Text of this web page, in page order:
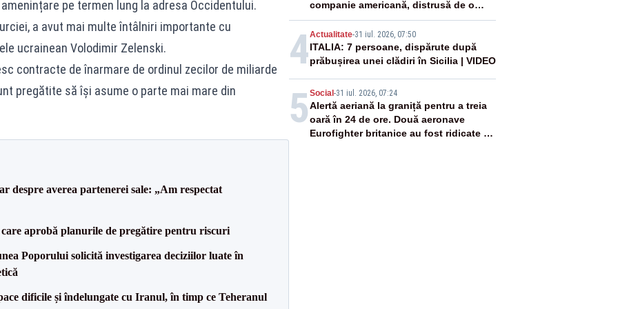
pe termen lung la adresa Occidentului.
a avut mai multe întâlniri importante cu
ucrainean Volodimir Zelenski.
contracte de înarmare de ordinul zecilor de miliarde
pregătite să își asume o parte mai mare din
despre averea partenerei sale: „Am respectat
aprobă planurile de pregătire pentru riscuri
Poporului solicită investigarea deciziilor luate în
dificile și îndelungate cu Iranul, în timp ce Teheranul
companie americană, distrusă de o
rachetă rusească
4Actualitate-31 iul. 2026, 07:50
ITALIA: 7 persoane, dispărute după
prăbușirea unei clădiri în Sicilia | VIDEO
5 Social -31 iul. 2026, 07:24
Alertă aeriană la graniță pentru a treia
oară în 24 de ore. Două aeronave
Eurofighter britanice au fost ridicate de